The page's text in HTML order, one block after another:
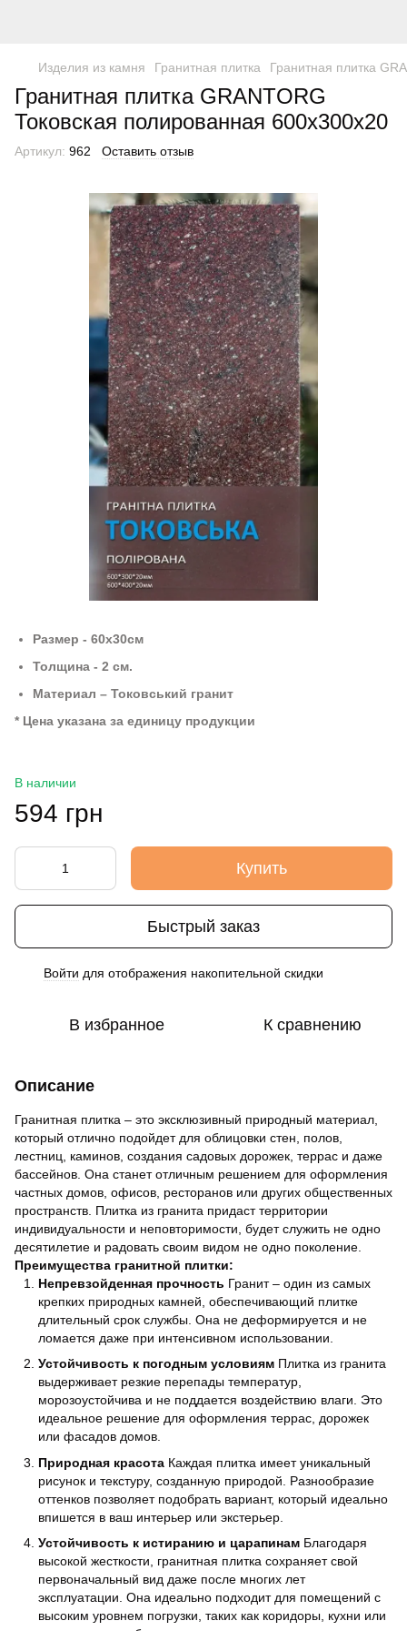
Изделия из камня Гранитная плитка Гранитная плитка
Гранитная плитка GRANTORG
Токовская полированная 600x300x20
Артикул: 962 Оставить отзыв
Размер - 60х30см
Толщина - 2 см.
Материал – Токовський гранит
* Цена указана за единицу продукции
В наличии
594 грн
Купить
Быстрый заказ
Войти для отображения накопительной скидки
В избранное К сравнению
Описание
Гранитная плитка – это эксклюзивный природный материал,
который отлично подойдет для облицовки стен, полов,
лестниц, каминов, создания садовых дорожек, террас и даже
бассейнов. Она станет отличным решением для оформления
частных домов, офисов, ресторанов или других общественных
пространств. Плитка из гранита придаст территории
индивидуальности и неповторимости, будет служить не одно
десятилетие и радовать своим видом не одно поколение.
Преимущества гранитной плитки:
Непревзойденная прочность Гранит – один из самых
крепких природных камней, обеспечивающий плитке
длительный срок службы. Она не деформируется и не
ломается даже при интенсивном использовании.
Устойчивость к погодным условиям Плитка из гранита
выдерживает резкие перепады температур,
морозоустойчива и не поддается воздействию влаги. Это
идеальное решение для оформления террас, дорожек
или фасадов домов.
Природная красота Каждая плитка имеет уникальный
рисунок и текстуру, созданную природой. Разнообразие
оттенков позволяет подобрать вариант, который идеально
впишется в ваш интерьер или экстерьер.
Устойчивость к истиранию и царапинам Благодаря
высокой жесткости, гранитная плитка сохраняет свой
первоначальный вид даже после многих лет
эксплуатации. Она идеально подходит для помещений с
высоким уровнем погрузки, таких как коридоры, кухни или